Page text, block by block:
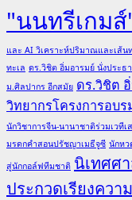
"นนทรีเกม
และ AI วิเคราะห์ปริมาณและเส้น
ทะเล ดร.วิชิต อิ่มอารมย์ นั่งประธ
ม.ศิลปากร อีกสมัย ดร.วิชิต
วิทยากรโครงการอบ
นักวิชาการจีน-นานาชาติร่วมเว
มรดกคำสอนปรัชญาเมธีจูซี นักหว
สู่นักกอล์ฟทีมชาติ นิเทศศ
ประกวดเรียงคว